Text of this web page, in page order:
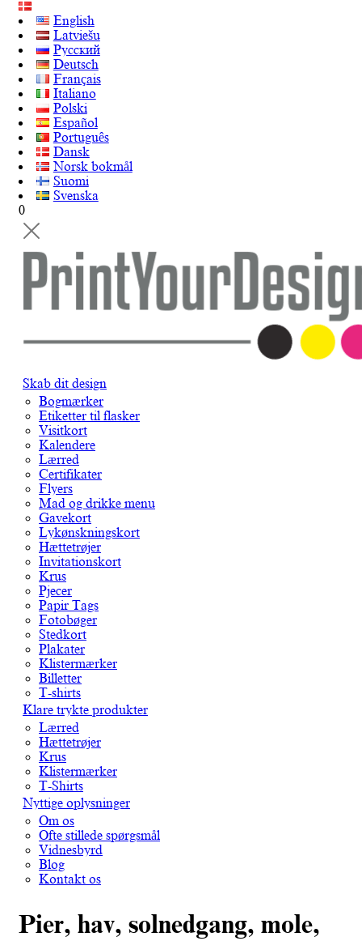
English
Latviešu
Русский
Deutsch
Français
Italiano
Polski
Español
Português
Dansk
Norsk bokmål
Suomi
Svenska
0
Skab dit design
Bogmærker
Etiketter til flasker
Visitkort
Kalendere
Lærred
Certifikater
Flyers
Mad og drikke menu
Gavekort
Lykønskningskort
Hættetrøjer
Invitationskort
Krus
Pjecer
Papir Tags
Fotobøger
Stedkort
Plakater
Klistermærker
Billetter
T-shirts
Klare trykte produkter
Lærred
Hættetrøjer
Krus
Klistermærker
T-Shirts
Nyttige oplysninger
Om os
Ofte stillede spørgsmål
Vidnesbyrd
Blog
Kontakt os
Pier, hav, solnedgang, mole,